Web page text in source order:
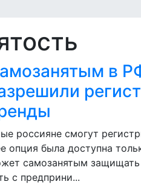
в
россияне смогут
опция была доступна
самозанятым защищать
с предприни...